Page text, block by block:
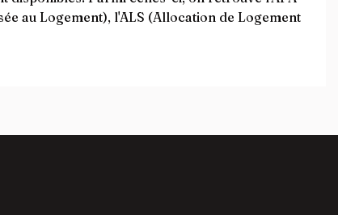
au Logement), l'ALS (Allocation de Logement